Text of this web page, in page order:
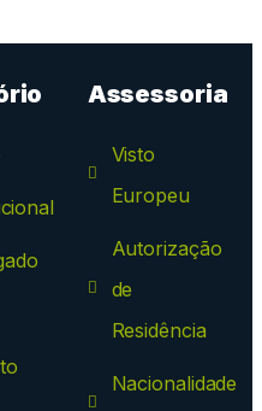
Assessoria
Visto
Europeu
Autorização
de
Residência
Nacionalidade